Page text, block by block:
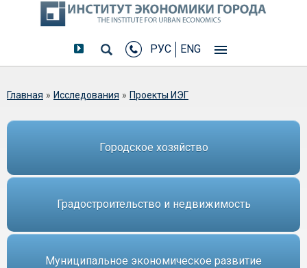
РУС ENG
Вы здесь
Главная » Исследования » Проекты ИЭГ
Городское хозяйство
Градостроительство и недвижимость
Муниципальное экономическое развитие